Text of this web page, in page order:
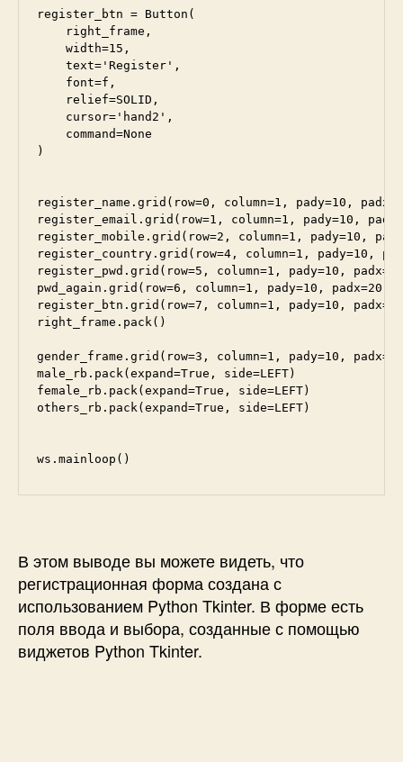
register_btn = Button(
    right_frame,
    width=15,
    text='Register',
    font=f,
    relief=SOLID,
    cursor='hand2',
    command=None
)
register_name.grid(row=0, column=1, pady=10,
register_email.grid(row=1, column=1, pady=10,
register_mobile.grid(row=2, column=1, pady=10,
register_country.grid(row=4, column=1, pady=10,
register_pwd.grid(row=5, column=1, pady=10,
pwd_again.grid(row=6, column=1, pady=10, padx=20)
register_btn.grid(row=7, column=1, pady=10,
right_frame.pack()
gender_frame.grid(row=3, column=1, pady=10,
male_rb.pack(expand=True, side=LEFT)
female_rb.pack(expand=True, side=LEFT)
others_rb.pack(expand=True, side=LEFT)
ws.mainloop()
В этом выводе вы можете видеть, что
регистрационная форма создана с
использованием Python Tkinter. В форме есть
поля ввода и выбора, созданные с помощью
виджетов Python Tkinter.